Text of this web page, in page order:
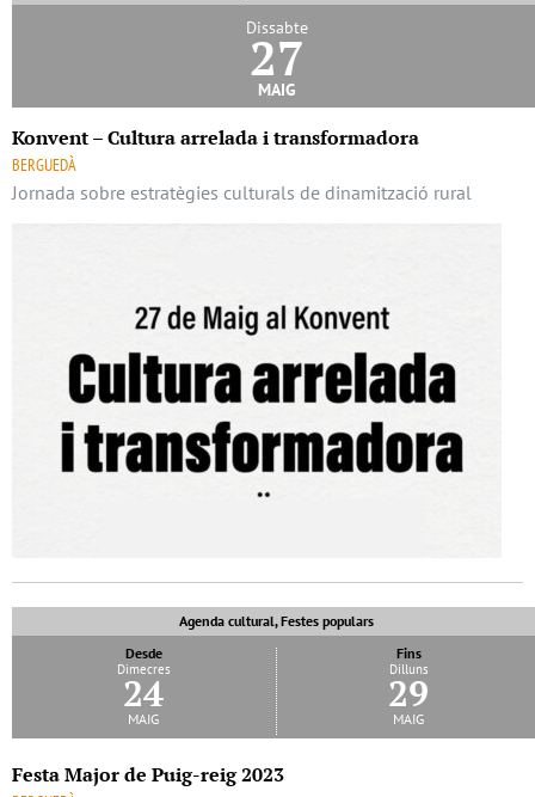
Dissabte
27
maig
Konvent – Cultura arrelada i transformadora
BERGUEDÀ
Jornada sobre estratègies culturals de dinamització rural
Agenda cultural, Festes populars
Desde
Dimecres
24
maig
Fins
Dilluns
29
maig
Festa Major de Puig-reig 2023